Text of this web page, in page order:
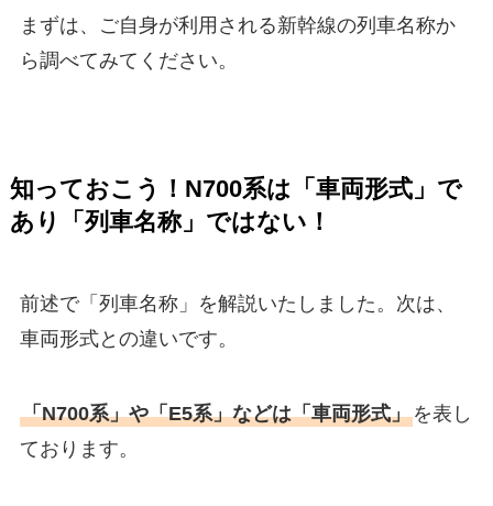
まずは、ご自身が利用される新幹線の列車名称か
ら調べてみてください。
知っておこう！N700系は「車両形式」で
あり「列車名称」ではない！
前述で「列車名称」を解説いたしました。次は、
車両形式との違いです。
「N700系」や「E5系」などは「車両形式」を表し
ております。